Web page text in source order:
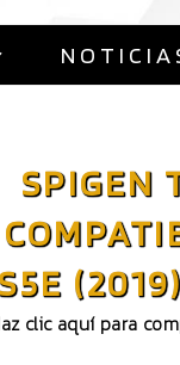
SPIGEN
S5E
clic aquí para